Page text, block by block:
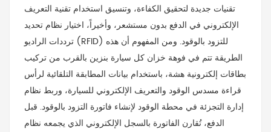
تقنيات جديدة لتحقيق الكفاءة، وتنسيق استخدام تقنية التعريف
الإلكتروني في الدفع بدون مستشعر، وأخيراً، اختيار نظام تحديد
ترددات الراديو (RFID) للتزود بالوقود. ومن المفهوم أن هذه
الطريقة تتم في فوهة خزان كل سيارة بنزين بالقرب من تركيب
بطاقات إلكترونية هشة، باستخدام بيانات المطابقة التلقائية لرأس
قراءة مسدس الوقود والتعريف الإلكتروني للسيارة، وربط نظام
إدارة التجزئة في محطة الوقود لإنشاء فاتورة التزود بالوقود. قبل
الدفع، تُقارن الفاتورة بالسجل الإلكتروني الذي يجمعه نظام